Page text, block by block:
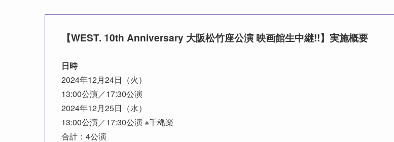
【WEST. 10th Anniversary 大阪松竹座公演 映画館生中継!!】実施概要
日時
2024年12月24日（火）
13:00公演／17:30公演
2024年12月25日（水）
13:00公演／17:30公演 ※千穐楽
合計：4公演